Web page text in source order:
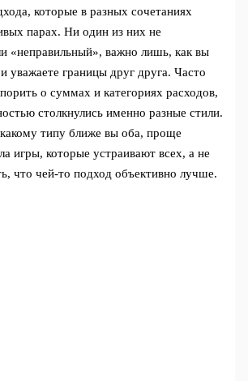
которые в разных сочетаниях
парах. Ни один из них не
«неправильный», важно лишь, как вы
и уважаете границы друг друга. Часто
о суммах и категориях расходов,
столкнулись именно разные стили.
типу ближе вы оба, проще
игры, которые устраивают всех, а не
что чей‑то подход объективно лучше.